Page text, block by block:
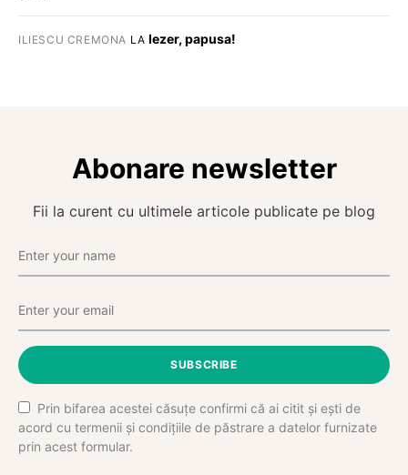
ILIESCU CREMONA LA Iezer, papusa!
Abonare newsletter
Fii la curent cu ultimele articole publicate pe blog
SUBSCRIBE
Prin bifarea acestei căsuțe confirmi că ai citit și ești de
acord cu termenii și condițiile de păstrare a datelor furnizate
prin acest formular.